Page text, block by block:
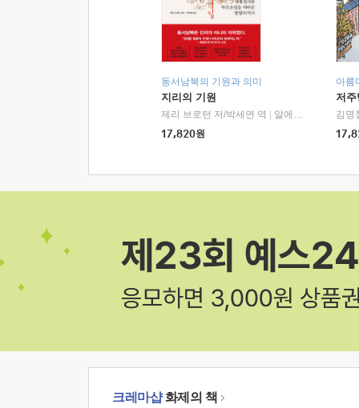
동서남북의 기원과 의미
지리의 기원
제리 브로턴 저/박세연 역
알에이치코리아(RHK)
17,820원
아름
저
김명
크레마샵화제의 책